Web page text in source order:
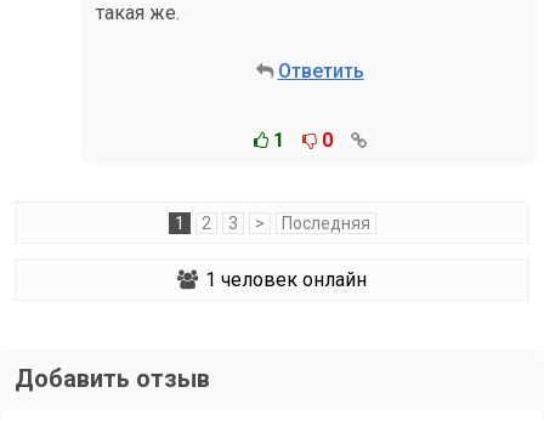
такая же.
Ответить
1 0
1 2 3 > Последняя
1 человек онлайн
Добавить отзыв